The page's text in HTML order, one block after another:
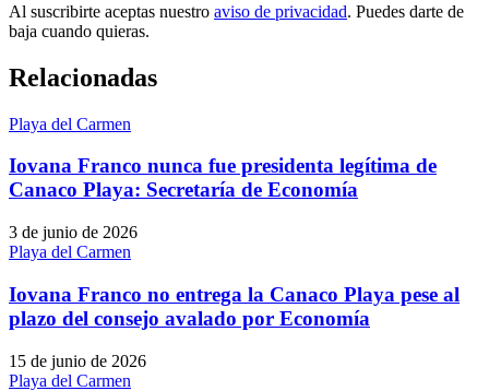
Al suscribirte aceptas nuestro aviso de privacidad. Puedes darte de
baja cuando quieras.
Relacionadas
Playa del Carmen
Iovana Franco nunca fue presidenta legítima de
Canaco Playa: Secretaría de Economía
3 de junio de 2026
Playa del Carmen
Iovana Franco no entrega la Canaco Playa pese al
plazo del consejo avalado por Economía
15 de junio de 2026
Playa del Carmen